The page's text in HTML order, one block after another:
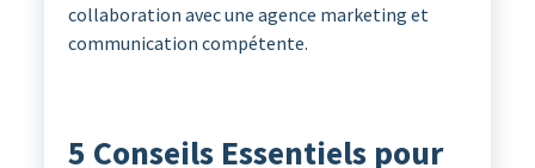
collaboration avec une agence marketing et
communication compétente.
5 Conseils Essentiels pour